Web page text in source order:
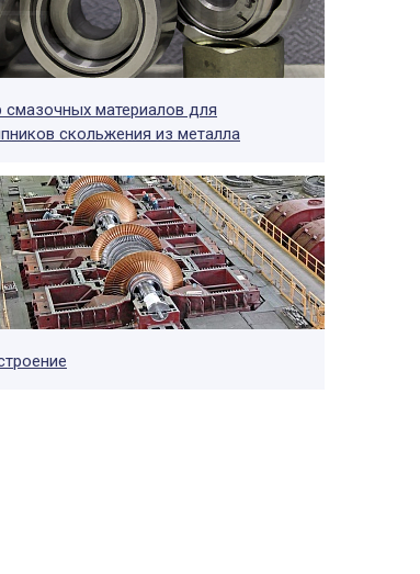
материалов для
скольжения из металла